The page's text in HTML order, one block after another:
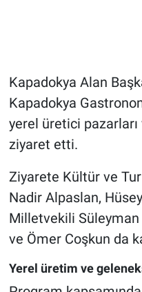
Kapadokya Alan
Kapadokya
yerel üretici pazarları
ziyaret etti.
Ziyarete Kültür ve
Nadir Alpaslan,
Milletvekili
ve Ömer Coşkun da
Yerel üretim ve
Kayseri
Niğde
Aksaray
Yerel